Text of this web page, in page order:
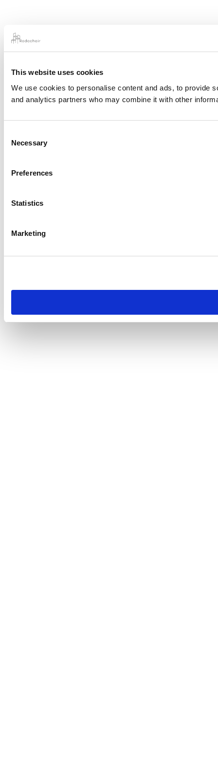
This website uses cookies
We use cookies to personalise content and ads, to provide
and analytics partners who may combine it with other
Selection
Necessary
Preferences
Statistics
Marketing